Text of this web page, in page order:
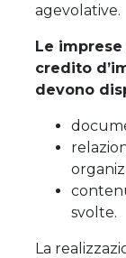
agevolative.
Le
credito
devono
svolte.
La